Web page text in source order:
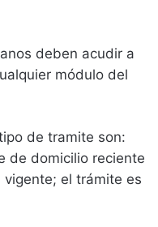
deben acudir a
módulo del
de tramite son:
de domicilio reciente
el trámite es